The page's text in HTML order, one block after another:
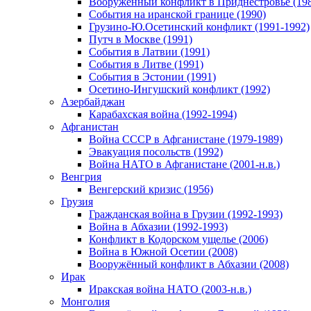
События на иранской границе (1990)
Грузино-Ю.Осетинский конфликт (1991-1992)
Путч в Москве (1991)
События в Латвии (1991)
События в Литве (1991)
События в Эстонии (1991)
Осетино-Ингушский конфликт (1992)
Азербайджан
Карабахская война (1992-1994)
Афганистан
Война СССР в Афганистане (1979-1989)
Эвакуация посольств (1992)
Война НАТО в Афганистане (2001-н.в.)
Венгрия
Венгерский кризис (1956)
Грузия
Гражданская война в Грузии (1992-1993)
Война в Абхазии (1992-1993)
Конфликт в Кодорском ущелье (2006)
Война в Южной Осетии (2008)
Вооружённый конфликт в Абхазии (2008)
Ирак
Иракская война НАТО (2003-н.в.)
Монголия